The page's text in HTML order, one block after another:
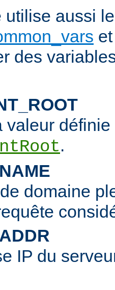
utilise aussi
des
valeur
.
domaine
IP du